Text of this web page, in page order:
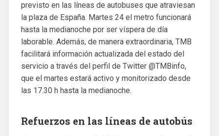
previsto en las líneas de autobuses que atraviesan
la plaza de España. Martes 24 el metro funcionará
hasta la medianoche por ser víspera de día
laborable. Además, de manera extraordinaria, TMB
facilitará información actualizada del estado del
servicio a través del perfil de Twitter @TMBinfo,
que el martes estará activo y monitorizado desde
las 17.30 h hasta la medianoche.
Refuerzos en las líneas de autobús